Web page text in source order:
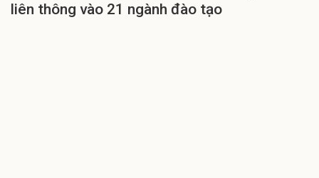
liên thông vào 21 ngành đào tạo